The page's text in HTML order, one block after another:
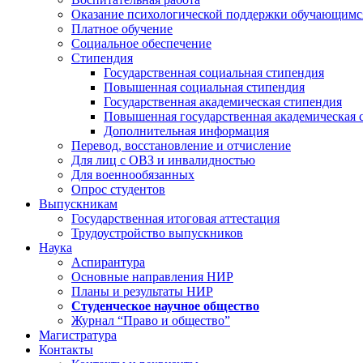
Оказание психологической поддержки
Платное обучение
Социальное обеспечение
Стипендия
Государственная социальная стипендия
Повышенная социальная стипендия
Государственная академическая стипендия
Повышенная государственная академическая
Дополнительная информация
Перевод, восстановление и отчисление
Для лиц с ОВЗ и инвалидностью
Для военнообязанных
Опрос студентов
Выпускникам
Государственная итоговая аттестация
Трудоустройство выпускников
Наука
Аспирантура
Основные направления НИР
Планы и результаты НИР
Студенческое научное общество
Журнал “Право и общество”
Магистратура
Контакты